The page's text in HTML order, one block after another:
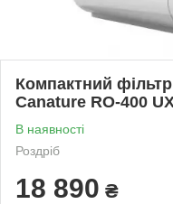
Компактний
Canature RO-400
В наявності
Роздріб
18 890 ₴